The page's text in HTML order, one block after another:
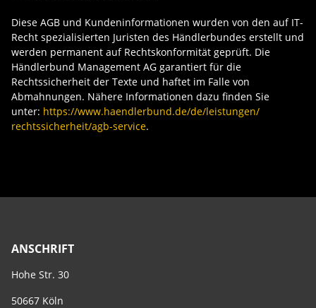
Diese AGB und Kundeninformationen wurden von den auf IT-
Recht spezialisierten Juristen des Händlerbundes erstellt und
werden permanent auf Rechtskonformität geprüft. Die
Händlerbund Management AG garantiert für die
Rechtssicherheit der Texte und haftet im Falle von
Abmahnungen. Nähere Informationen dazu finden Sie
unter: https://www.haendlerbund.de/de/leistungen/
rechtssicherheit/agb-service.
ANSCHRIFT
Hohe Str. 30
50667 Köln